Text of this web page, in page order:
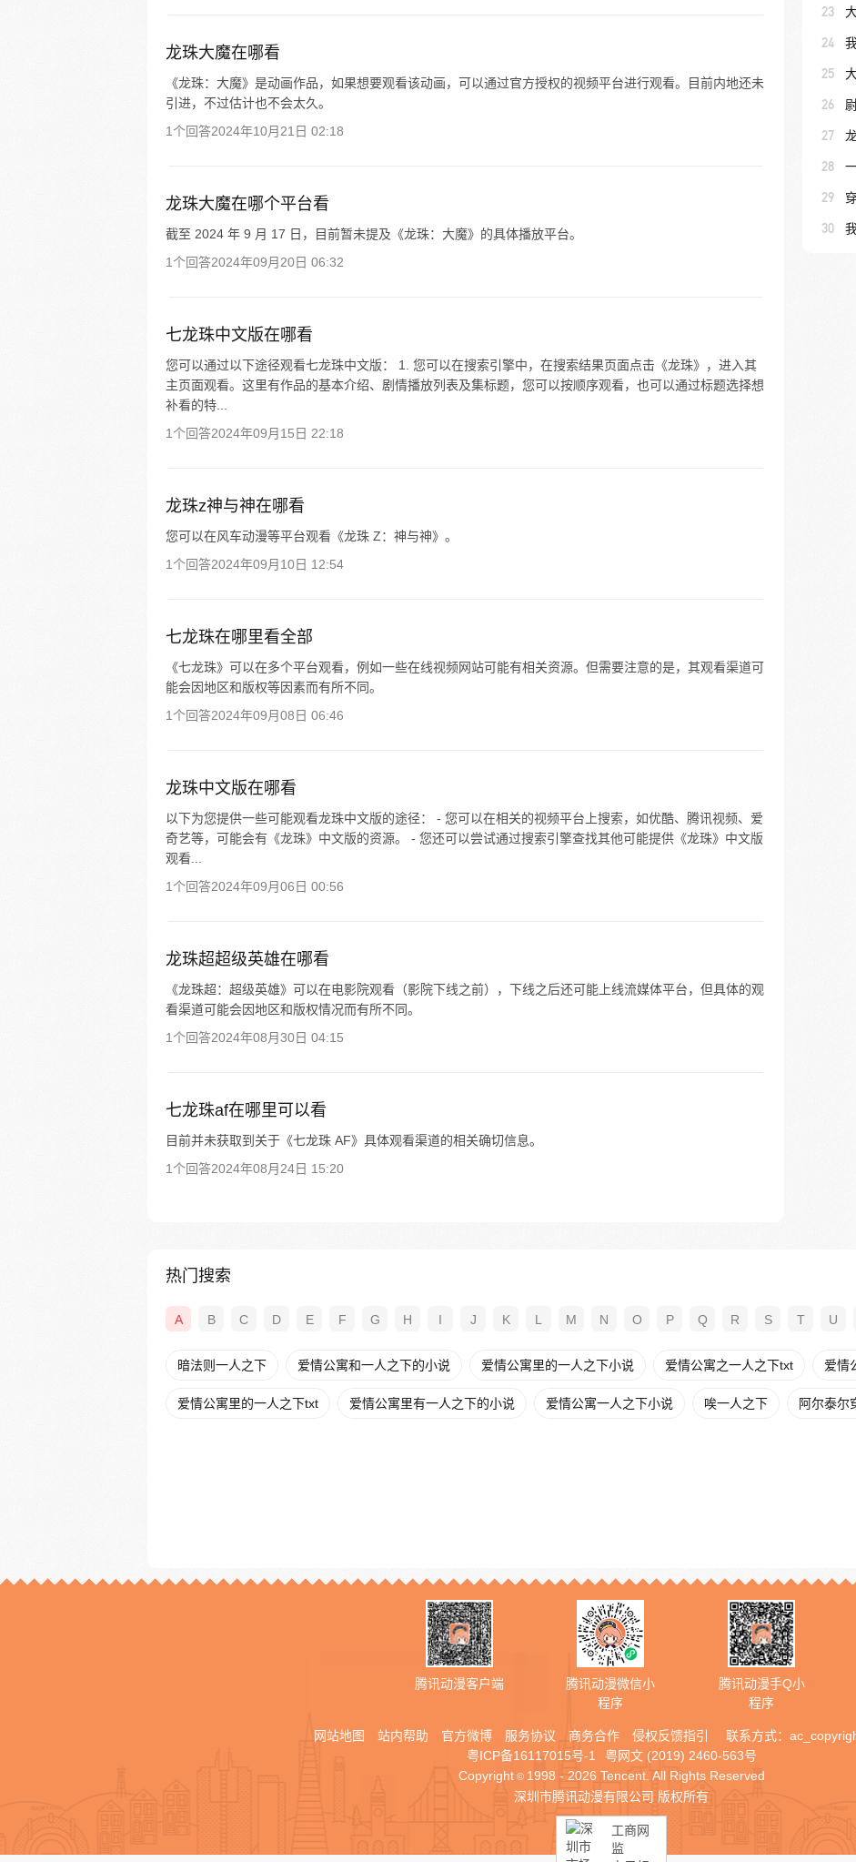
龙珠大魔在哪看
《龙珠：大魔》是动画作品，如果想要观看该动画，可以通过官方授权的视频平台进行观看。目前内地还未
引进，不过估计也不会太久。
1个回答2024年10月21日 02:18
龙珠大魔在哪个平台看
截至 2024 年 9 月 17 日，目前暂未提及《龙珠：大魔》的具体播放平台。
1个回答2024年09月20日 06:32
七龙珠中文版在哪看
您可以通过以下途径观看七龙珠中文版： 1. 您可以在搜索引擎中，在搜索结果页面点击《龙珠》，进入其
主页面观看。这里有作品的基本介绍、剧情播放列表及集标题，您可以按顺序观看，也可以通过标题选择想
补看的特...
1个回答2024年09月15日 22:18
龙珠z神与神在哪看
您可以在风车动漫等平台观看《龙珠 Z：神与神》。
1个回答2024年09月10日 12:54
七龙珠在哪里看全部
《七龙珠》可以在多个平台观看，例如一些在线视频网站可能有相关资源。但需要注意的是，其观看渠道可
能会因地区和版权等因素而有所不同。
1个回答2024年09月08日 06:46
龙珠中文版在哪看
以下为您提供一些可能观看龙珠中文版的途径： - 您可以在相关的视频平台上搜索，如优酷、腾讯视频、爱
奇艺等，可能会有《龙珠》中文版的资源。 - 您还可以尝试通过搜索引擎查找其他可能提供《龙珠》中文版
观看...
1个回答2024年09月06日 00:56
龙珠超超级英雄在哪看
《龙珠超：超级英雄》可以在电影院观看（影院下线之前），下线之后还可能上线流媒体平台，但具体的观
看渠道可能会因地区和版权情况而有所不同。
1个回答2024年08月30日 04:15
七龙珠af在哪里可以看
目前并未获取到关于《七龙珠 AF》具体观看渠道的相关确切信息。
1个回答2024年08月24日 15:20
23
24
25
26
27
28
29
30
热门搜索
A B C D E F G H I J K L M N O P Q R S T U
暗法则一人之下 爱情公寓和一人之下的小说 爱情公寓里的一人之下小说 爱情公寓之一人之下txt 爱情
爱情公寓里的一人之下txt 爱情公寓里有一人之下的小说 爱情公寓一人之下小说 唉一人之下 阿尔泰尔
腾讯动漫客户端
腾讯动漫微信小
程序
腾讯动漫手Q小
程序
网站地图 站内帮助 官方微博 服务协议 商务合作 侵权反馈指引 联系方式：
粤ICP备16117015号-1
粤网文 (2019) 2460-563号
Copyright © 1998 - 2026 Tencent. All Rights Reserved
深圳市腾讯动漫有限公司 版权所有
工商网
监